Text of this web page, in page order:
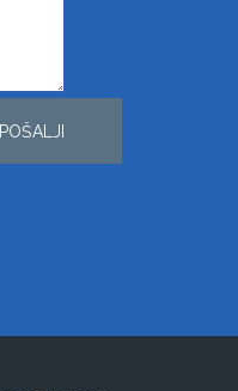
POŠALJI